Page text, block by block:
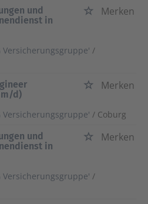
und
in
Merken
Versicherungsgruppe' /
d)
Merken
Versicherungsgruppe' / Coburg
und
in
Merken
Versicherungsgruppe' /